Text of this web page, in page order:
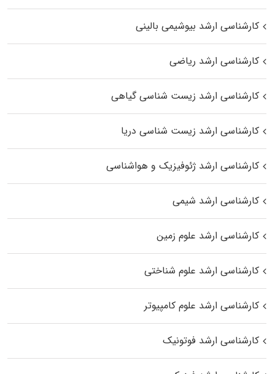
کارشناسی ارشد بیوشیمی بالینی
کارشناسی ارشد ریاضی
کارشناسی ارشد زیست‌ شناسی گیاهی
کارشناسی ارشد زیست‌ شناسی دریا
کارشناسی ارشد ژئوفیزیک و هواشناسی
کارشناسی ارشد شیمی
کارشناسی ارشد علوم زمین
کارشناسی ارشد علوم شناختی
کارشناسی ارشد علوم کامپیوتر
کارشناسی ارشد فوتونیک